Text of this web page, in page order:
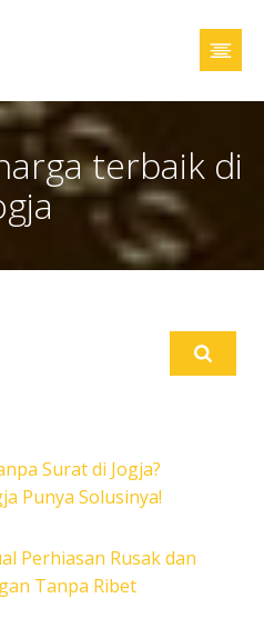
terbaik di
Surat di Jogja?
Punya Solusinya!
Perhiasan Rusak dan
Tanpa Ribet